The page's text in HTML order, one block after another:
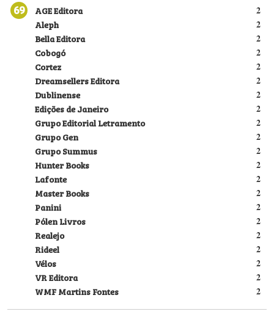
69 2
AGE Editora
2
Aleph
2
Bella Editora
2
Cobogó
2
Cortez
2
Dreamsellers Editora
2
Dublinense
2
Edições de Janeiro
2
Grupo Editorial Letramento
2
Grupo Gen
2
Grupo Summus
2
Hunter Books
2
Lafonte
2
Master Books
2
Panini
2
Pólen Livros
2
Realejo
2
Rideel
2
Vélos
2
VR Editora
2
WMF Martins Fontes